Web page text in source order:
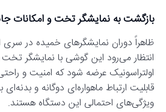
بازگشت به نمایشگر تخت و امکانات
ظاهراً دوران نمایشگرهای خمیده در سری
انتظار می‌رود این گوشی با نمایشگر
اولتراسونیک عرضه شود که امنیت و
قابلیت ارتباط ماهواره‌ای دوگانه و بدنه‌ای
ویژگی‌های احتمالی این دستگاه هستند.